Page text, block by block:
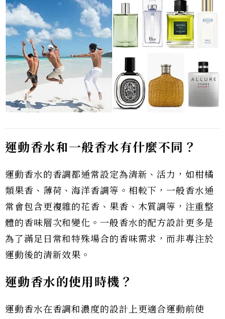
運動香水和一般香水有什麼不同？
運動香水的香調都通常設定為清新、活力，如柑橘
類果香、薄荷、海洋香調等。相較下，一般香水通
常會包含更複雜的花香、果香、木質調等，注重整
體的香味層次和變化。一般香水的配方設計更多是
為了滿足日常和特殊場合的香味需求，而非專注於
運動後的清新效果。
運動香水的使用時機？
運動香水在香調和濃度的設計上更適合運動前使